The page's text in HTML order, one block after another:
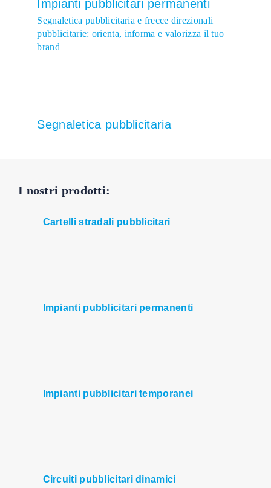
Impianti pubblicitari permanenti
Segnaletica pubblicitaria e frecce direzionali
pubblicitarie: orienta, informa e valorizza il tuo
brand
Segnaletica pubblicitaria
I nostri prodotti:
Cartelli stradali pubblicitari
Impianti pubblicitari permanenti
Impianti pubblicitari temporanei
Circuiti pubblicitari dinamici